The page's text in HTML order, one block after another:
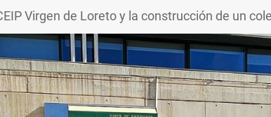
Virgen de Loreto y la construcción de un